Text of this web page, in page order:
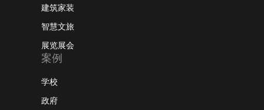
建筑家装
智慧文旅
展览展会
案例
学校
政府